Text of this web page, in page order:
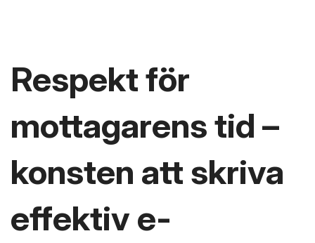
Respekt för
mottagarens tid –
konsten att skriva
effektiv e-